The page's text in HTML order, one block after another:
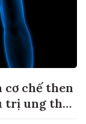
cơ chế then
trị ung thư